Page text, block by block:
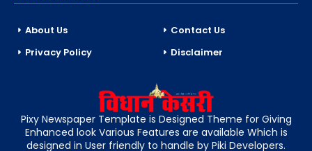
About Us
Contact Us
Privacy Policy
Disclaimer
Pixy Newspaper Template is Designed Theme for Giving
Enhanced look Various Features are available Which is
designed in User friendly to handle by Piki Developers.